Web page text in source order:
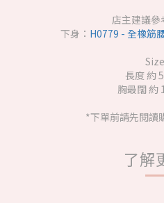
店主建議參
下身： H0779 - 全橡筋
長度 約
胸最闊 約
*下單前請先閱讀
了解